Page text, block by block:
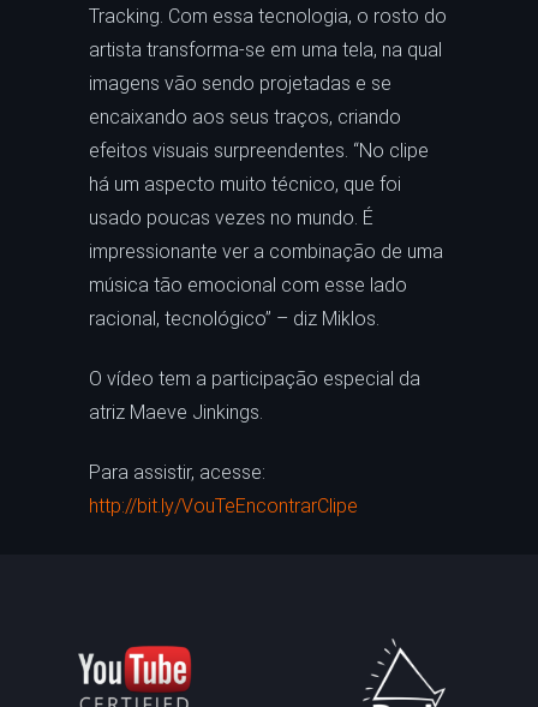
Tracking. Com essa tecnologia, o rosto do
artista transforma-se em uma tela, na qual
imagens vão sendo projetadas e se
encaixando aos seus traços, criando
efeitos visuais surpreendentes. “No clipe
há um aspecto muito técnico, que foi
usado poucas vezes no mundo. É
impressionante ver a combinação de uma
música tão emocional com esse lado
racional, tecnológico” – diz Miklos.
O vídeo tem a participação especial da
atriz Maeve Jinkings.
Para assistir, acesse:
http://bit.ly/VouTeEncontrarClipe